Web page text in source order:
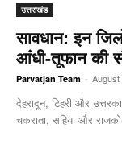
उत्तराखंड
सावधान: इन
आंधी-तूफान की
Parvatjan Team - August
देहरादून, टिहरी और
चकराता, सहिया और